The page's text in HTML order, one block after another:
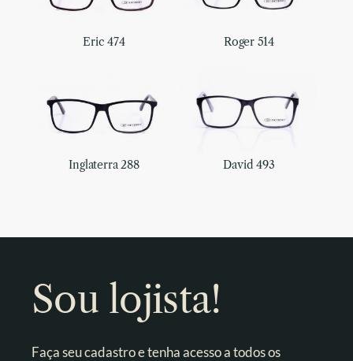
Eric 474 Roger 514
Inglaterra 288 David 493
Sou lojista!
Faça seu cadastro e tenha acesso a todos os